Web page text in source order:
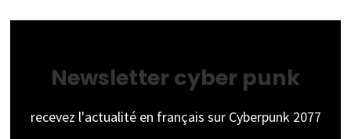
Newsletter cyber punk
recevez l'actualité en français sur Cyberpunk 2077